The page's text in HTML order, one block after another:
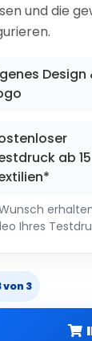
und die
Design
ab 15
Ihres
3